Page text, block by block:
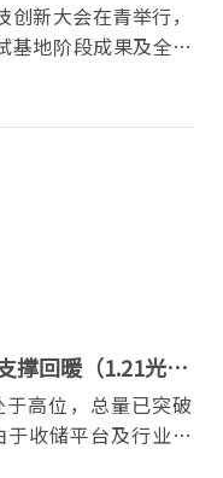
新大会在青举行，
基地阶段成果及全国
撑回暖（1.21光伏
高位，总量已突破
收储平台及行业自
现状，硅料...